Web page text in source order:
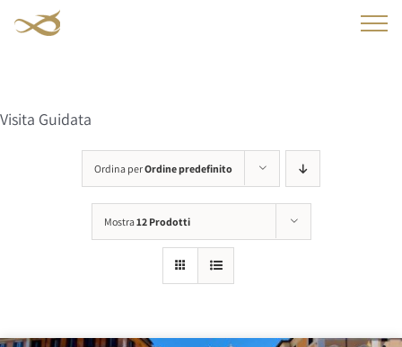
Visita Guidata
Ordina perOrdine predefinito
Mostra12 Prodotti